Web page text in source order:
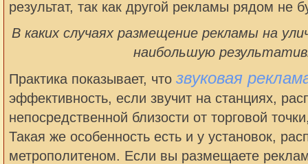
результат, так как другой рекламы рядом не
В каких случаях размещение рекламы на
наибольшую
Практика показывает, что звуковая
эффективность, если звучит на станциях,
непосредственной близости от торговой
Такая же особенность есть и у установок,
метрополитеном. Если вы размещаете